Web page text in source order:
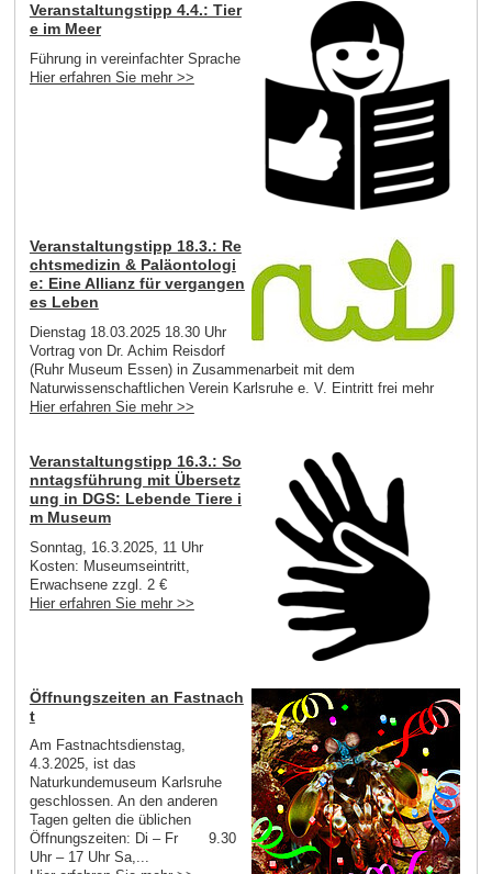
Veranstaltungstipp 4.4.: Tier
e im Meer
Führung in vereinfachter Sprache
Hier erfahren Sie mehr >>
Veranstaltungstipp 18.3.: Re
chtsmedizin & Paläontologi
e: Eine Allianz für vergangen
es Leben
Dienstag 18.03.2025 18.30 Uhr
Vortrag von Dr. Achim Reisdorf
(Ruhr Museum Essen) in Zusammenarbeit mit dem
Naturwissenschaftlichen Verein Karlsruhe e. V. Eintritt frei mehr
Hier erfahren Sie mehr >>
Veranstaltungstipp 16.3.: So
nntagsführung mit Übersetz
ung in DGS: Lebende Tiere i
m Museum
Sonntag, 16.3.2025, 11 Uhr
Kosten: Museumseintritt,
Erwachsene zzgl. 2 €
Hier erfahren Sie mehr >>
Öffnungszeiten an Fastnach
t
Am Fastnachtsdienstag,
4.3.2025, ist das
Naturkundemuseum Karlsruhe
geschlossen. An den anderen
Tagen gelten die üblichen
Öffnungszeiten: Di – Fr 9.30
Uhr – 17 Uhr Sa,...